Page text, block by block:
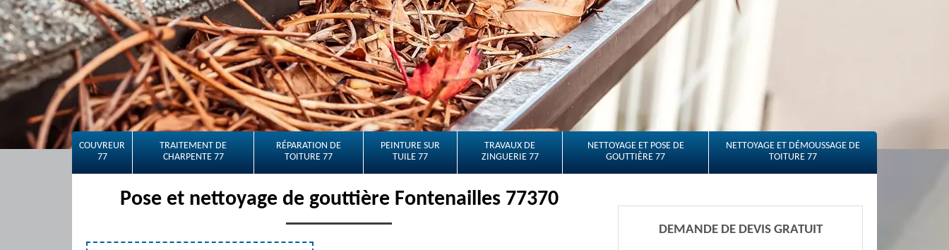
COUVREUR
77
TRAITEMENT DE
CHARPENTE 77
RÉPARATION DE
TOITURE 77
PEINTURE SUR
TUILE 77
TRAVAUX DE
ZINGUERIE 77
NETTOYAGE ET POSE DE
GOUTTIÈRE 77
NETTOYAGE ET DÉMOUSSAGE DE
TOITURE 77
Pose et nettoyage de gouttière Fontenailles 77370
DEMANDE DE DEVIS GRATUIT